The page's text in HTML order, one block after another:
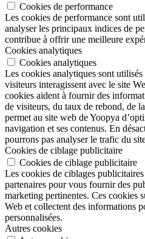
Cookies de performance
Les cookies de performance sont
analyser les principaux indices de
contribue à offrir une meilleure
Cookies analytiques
Cookies analytiques
Les cookies analytiques sont
visiteurs interagissent avec le site
cookies aident à fournir des
de visiteurs, du taux de rebond, de
permet au site web de Yoopya
navigation et ses contenus. En
pourrons pas analyser le trafic du
Cookies de ciblage publicitaire
Cookies de ciblage publicitaire
Les cookies de ciblages
partenaires pour vous fournir des
marketing pertinentes. Ces cookies
Web et collectent des informations
personnalisées.
Autres cookies